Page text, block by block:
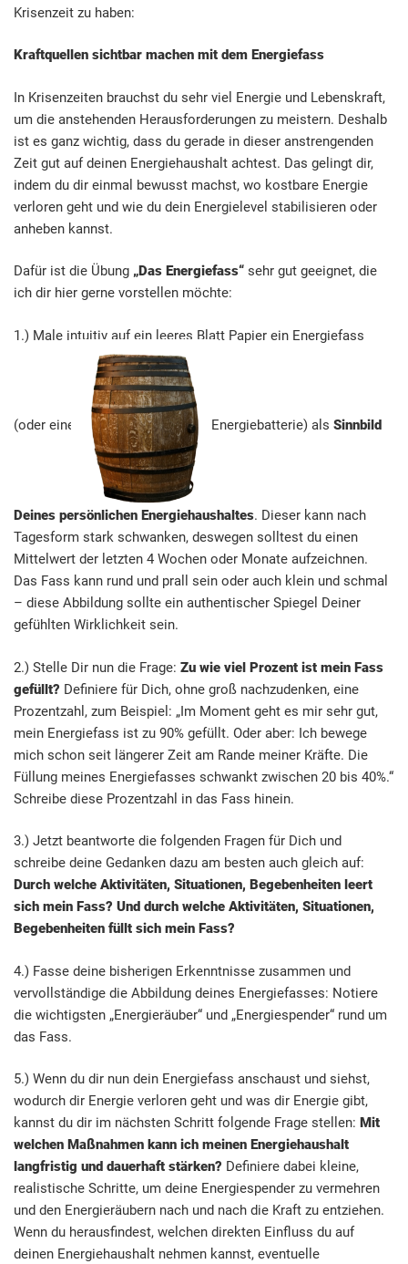
Krisenzeit zu haben:
Kraftquellen sichtbar machen mit dem Energiefass
In Krisenzeiten brauchst du sehr viel Energie und Lebenskraft,
um die anstehenden Herausforderungen zu meistern. Deshalb
ist es ganz wichtig, dass du gerade in dieser anstrengenden
Zeit gut auf deinen Energiehaushalt achtest. Das gelingt dir,
indem du dir einmal bewusst machst, wo kostbare Energie
verloren geht und wie du dein Energielevel stabilisieren oder
anheben kannst.
Dafür ist die Übung „Das Energiefass“ sehr gut geeignet, die
ich dir hier gerne vorstellen möchte:
1.) Male intuitiv auf ein leeres Blatt Papier ein Energiefass
(oder eine Energiebatterie) als Sinnbild
Deines persönlichen Energiehaushaltes. Dieser kann nach
Tagesform stark schwanken, deswegen solltest du einen
Mittelwert der letzten 4 Wochen oder Monate aufzeichnen.
Das Fass kann rund und prall sein oder auch klein und schmal
– diese Abbildung sollte ein authentischer Spiegel Deiner
gefühlten Wirklichkeit sein.
2.) Stelle Dir nun die Frage: Zu wie viel Prozent ist mein Fass
gefüllt? Definiere für Dich, ohne groß nachzudenken, eine
Prozentzahl, zum Beispiel: „Im Moment geht es mir sehr gut,
mein Energiefass ist zu 90% gefüllt. Oder aber: Ich bewege
mich schon seit längerer Zeit am Rande meiner Kräfte. Die
Füllung meines Energiefasses schwankt zwischen 20 bis 40%.“
Schreibe diese Prozentzahl in das Fass hinein.
3.) Jetzt beantworte die folgenden Fragen für Dich und
schreibe deine Gedanken dazu am besten auch gleich auf:
Durch welche Aktivitäten, Situationen, Begebenheiten leert
sich mein Fass? Und durch welche Aktivitäten, Situationen,
Begebenheiten füllt sich mein Fass?
4.) Fasse deine bisherigen Erkenntnisse zusammen und
vervollständige die Abbildung deines Energiefasses: Notiere
die wichtigsten „Energieräuber“ und „Energiespender“ rund um
das Fass.
5.) Wenn du dir nun dein Energiefass anschaust und siehst,
wodurch dir Energie verloren geht und was dir Energie gibt,
kannst du dir im nächsten Schritt folgende Frage stellen: Mit
welchen Maßnahmen kann ich meinen Energiehaushalt
langfristig und dauerhaft stärken? Definiere dabei kleine,
realistische Schritte, um deine Energiespender zu vermehren
und den Energieräubern nach und nach die Kraft zu entziehen.
Wenn du herausfindest, welchen direkten Einfluss du auf
deinen Energiehaushalt nehmen kannst, eventuelle